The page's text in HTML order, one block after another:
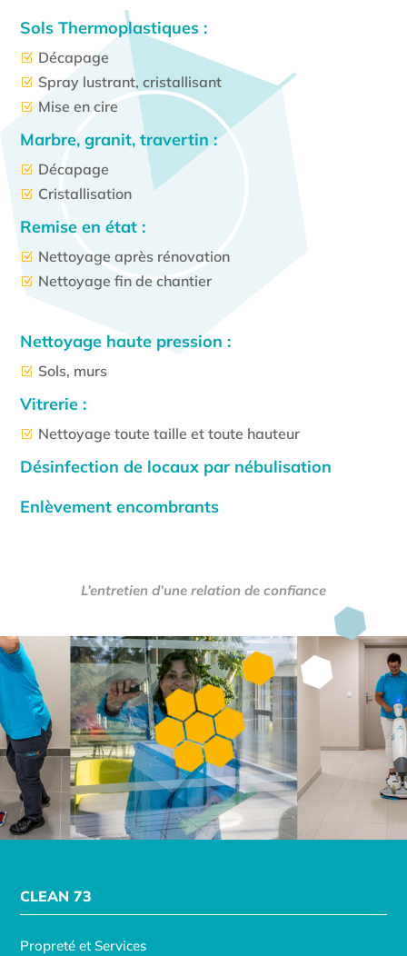
Sols Thermoplastiques :
Z Décapage
Z Spray lustrant, cristallisant
Z Mise en cire
Marbre, granit, travertin :
Z Décapage
Z Cristallisation
Remise en état :
Z Nettoyage après rénovation
Z Nettoyage fin de chantier
Nettoyage haute pression :
Z Sols, murs
Vitrerie :
Z Nettoyage toute taille et toute hauteur
Désinfection de locaux par nébulisation
Enlèvement encombrants
L’entretien d’une relation de confiance
CLEAN 73
Propreté et Services